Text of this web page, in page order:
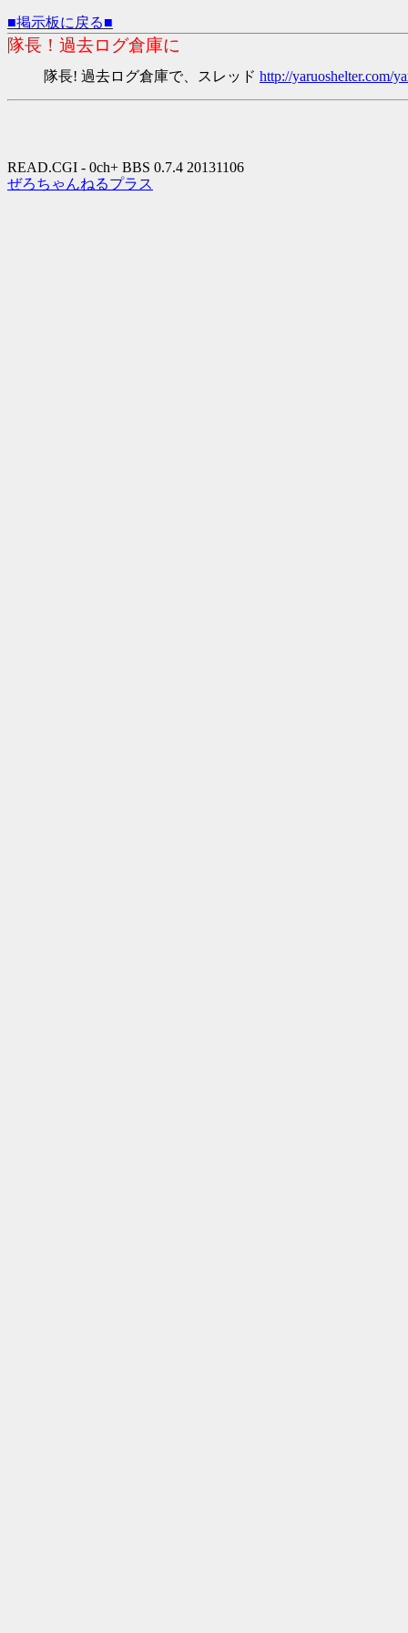
■掲示板に戻る■
隊長！過去ログ倉庫に
隊長! 過去ログ倉庫で、スレッド http://yaruoshelter.com/
READ.CGI - 0ch+ BBS 0.7.4 20131106
ぜろちゃんねるプラス